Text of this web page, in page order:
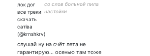
со слов больной пила
настойки
слушай ну на счёт лета не
гарантирую… осенью там тоже